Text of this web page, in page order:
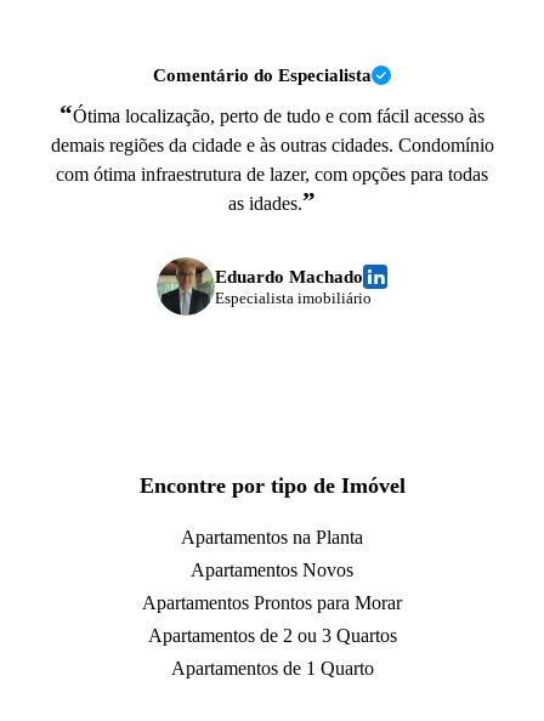
Comentário do Especialista
“Ótima localização, perto de tudo e com fácil acesso às
demais regiões da cidade e às outras cidades. Condomínio
com ótima infraestrutura de lazer, com opções para todas
as idades.”
Eduardo Machado
Especialista imobiliário
Encontre por tipo de Imóvel
Apartamentos na Planta
Apartamentos Novos
Apartamentos Prontos para Morar
Apartamentos de 2 ou 3 Quartos
Apartamentos de 1 Quarto